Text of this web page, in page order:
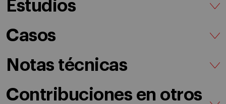
Estudios
Casos
Notas técnicas
Contribuciones en otros